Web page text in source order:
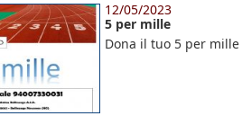
12/05/2023
5 per mille
Dona il tuo 5 per